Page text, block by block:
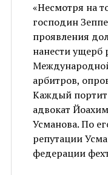
«Несмотря на
господин
проявления
нанести ущерб
арбитров,
Каждый портит
адвокат
Усманова. По
репутации
федерации